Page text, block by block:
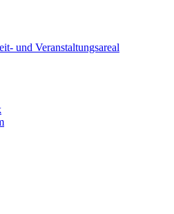
und Veranstaltungsareal